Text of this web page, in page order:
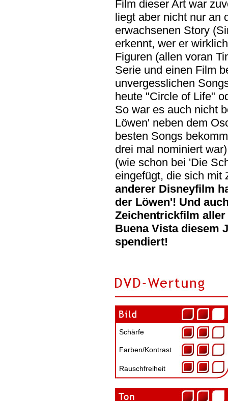
Film dieser Art war
liegt aber nicht nur an
erwachsenen Story
erkennt, wer er
Figuren (allen voran
Serie und einen Film
unvergesslichen
heute "Circle of Life"
So war es auch nicht
Löwen' neben dem
besten Songs
drei mal nominiert
(wie schon bei 'Die
eingefügt, die sich mit
anderer Disneyfilm
der Löwen'! Und
Zeichentrickfilm
Buena Vista diesem
spendiert!
Schärfe
Farben/Kontrast
Rauschfreiheit